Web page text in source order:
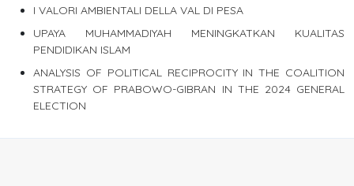
I VALORI AMBIENTALI DELLA VAL DI PESA
UPAYA MUHAMMADIYAH MENINGKATKAN KUALITAS
PENDIDIKAN ISLAM
ANALYSIS OF POLITICAL RECIPROCITY IN THE COALITION
STRATEGY OF PRABOWO-GIBRAN IN THE 2024 GENERAL
ELECTION